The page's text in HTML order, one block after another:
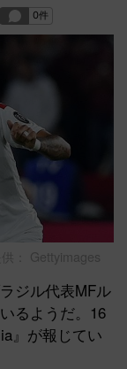
： Gettyimages
ジル代表MFル
るようだ。16
』が報じてい